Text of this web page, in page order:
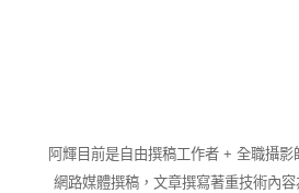
阿輝目前是自由撰稿工作者 + 全職攝
網路媒體撰稿，文章撰寫著重技術內